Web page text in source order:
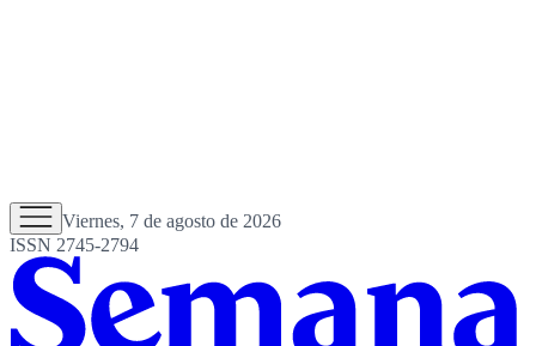
Viernes, 7 de agosto de 2026
ISSN 2745-2794